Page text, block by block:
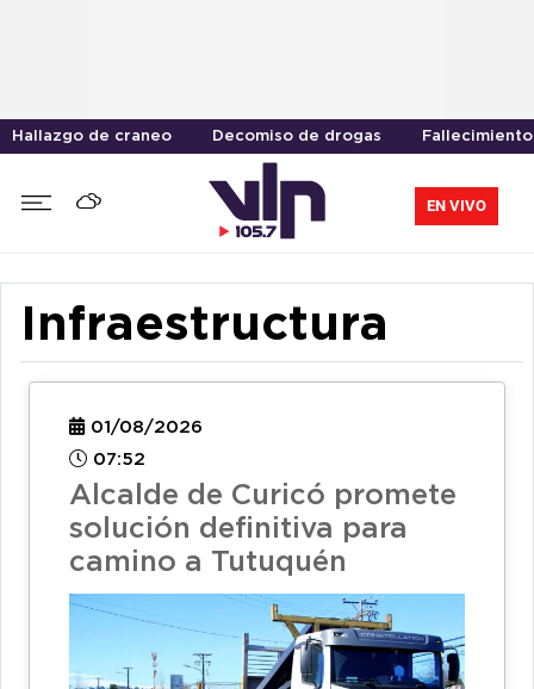
Hallazgo de craneo Decomiso de drogas Fallecimiento
EN VIVO
Infraestructura
01/08/2026
07:52
Alcalde de Curicó promete
solución definitiva para
camino a Tutuquén